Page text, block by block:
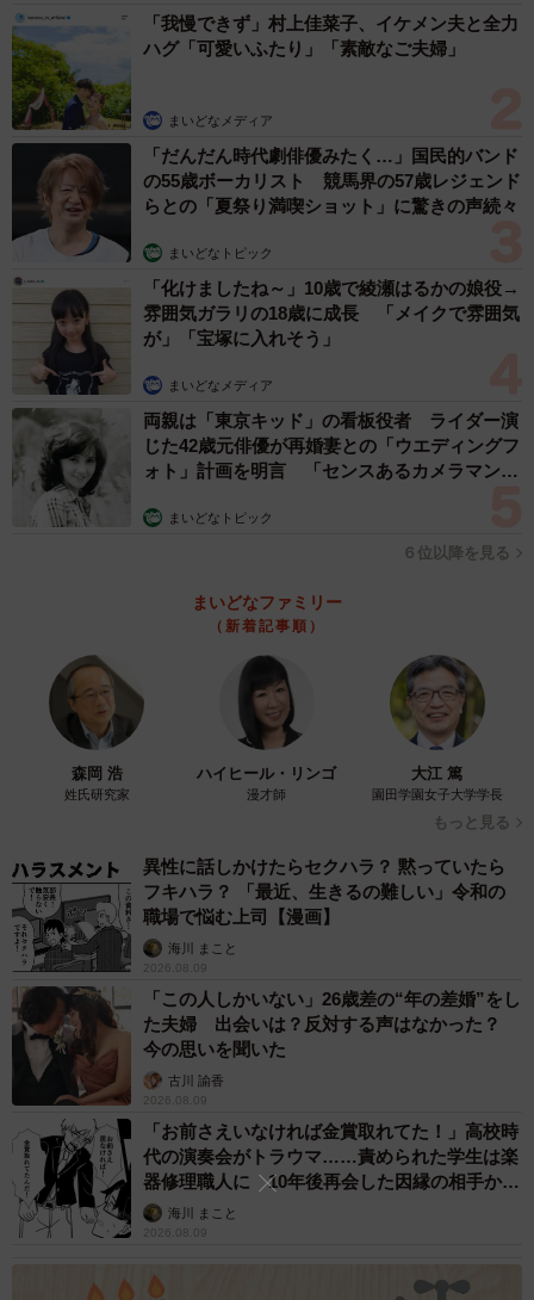
り上げていただくことが多くなり、訪問客が増えました」
「ぶつぶつ川」は、那智勝浦町のホームページにも観光ス
ポットとして紹介されている。
「川の始まりから終わりまでを一望できる川なので、ベン
チに座って風景を眺めてほしいです。滞在時間も短く、簡
単に見ることが出来る日本一を体験してください」
「ぶつぶつ川」を一望する（画像提供：那智勝浦町役場）
余談ながら「一級」河川で日本一長い川は、長野県から新
潟県を経て日本海へ注ぐ「信濃川」（367キロメートル）。
同じく日本一短い川は、静岡県清水町を流れる「柿田川」
なお、那智勝浦町には、落差133メートルの「那智の滝」
や、一度も冷凍されていない「生まぐろ」の水揚げ量日本
一を誇る勝浦漁港、富士山が見える「最遠の地」など、
様々な日本一がある。
そのうちのひとつとして、日本一短い川へもフラッと立ち
寄ってみてはいかがだろうか。
◇ ◇
和歌山県那智勝浦町役場
https://www.town.nachikatsuura.wakayama.jp/
「我慢できず」村上佳菜子、イケメン夫と全力
ハグ「可愛いふたり」「素敵なご夫婦」
まいどなメディア
「だんだん時代劇俳優みたく…」国民的バンド
の55歳ボーカリスト 競馬界の57歳レジェンド
らとの「夏祭り満喫ショット」に驚きの声続々
まいどなトピック
「化けましたね～」10歳で綾瀬はるかの娘役→
雰囲気ガラリの18歳に成長 「メイクで雰囲気
が」「宝塚に入れそう」
まいどなメディア
両親は「東京キッド」の看板役者 ライダー演
じた42歳元俳優が再婚妻との「ウエディングフ
ォト」計画を明言 「センスあるカメラマン求
まいどなトピック
６位以降を見る
まいどなファミリー
（新着記事順）
森岡 浩
姓氏研究家
ハイヒール・リンゴ
漫才師
大江 篤
園田学園女子大学学長
もっと見る
異性に話しかけたらセクハラ？ 黙っていたら
フキハラ？ 「最近、生きるの難しい」令和の
職場で悩む上司【漫画】
海川 まこと
2026.08.09
「この人しかいない」26歳差の“年の差婚”をし
た夫婦 出会いは？反対する声はなかった？
今の思いを聞いた
古川 諭香
2026.08.09
「お前さえいなければ金賞取れてた！」高校時
代の演奏会がトラウマ……責められた学生は楽
器修理職人に 10年後再会した因縁の相手から
思わぬ申し出【漫画】
海川 まこと
2026.08.09